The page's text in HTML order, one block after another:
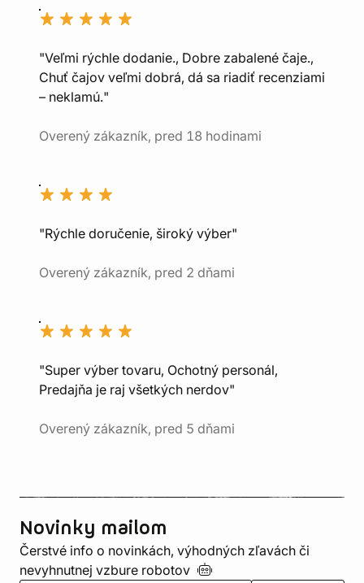
"Veľmi rýchle dodanie., Dobre zabalené čaje.,
Chuť čajov veľmi dobrá, dá sa riadiť recenziami
– neklamú."
Overený zákazník, pred 18 hodinami
"Rýchle doručenie, široký výber"
Overený zákazník, pred 2 dňami
"Super výber tovaru, Ochotný personál,
Predajňa je raj všetkých nerdov"
Overený zákazník, pred 5 dňami
Novinky mailom
Čerstvé info o novinkách, výhodných zľavách či
nevyhnutnej vzbure robotov